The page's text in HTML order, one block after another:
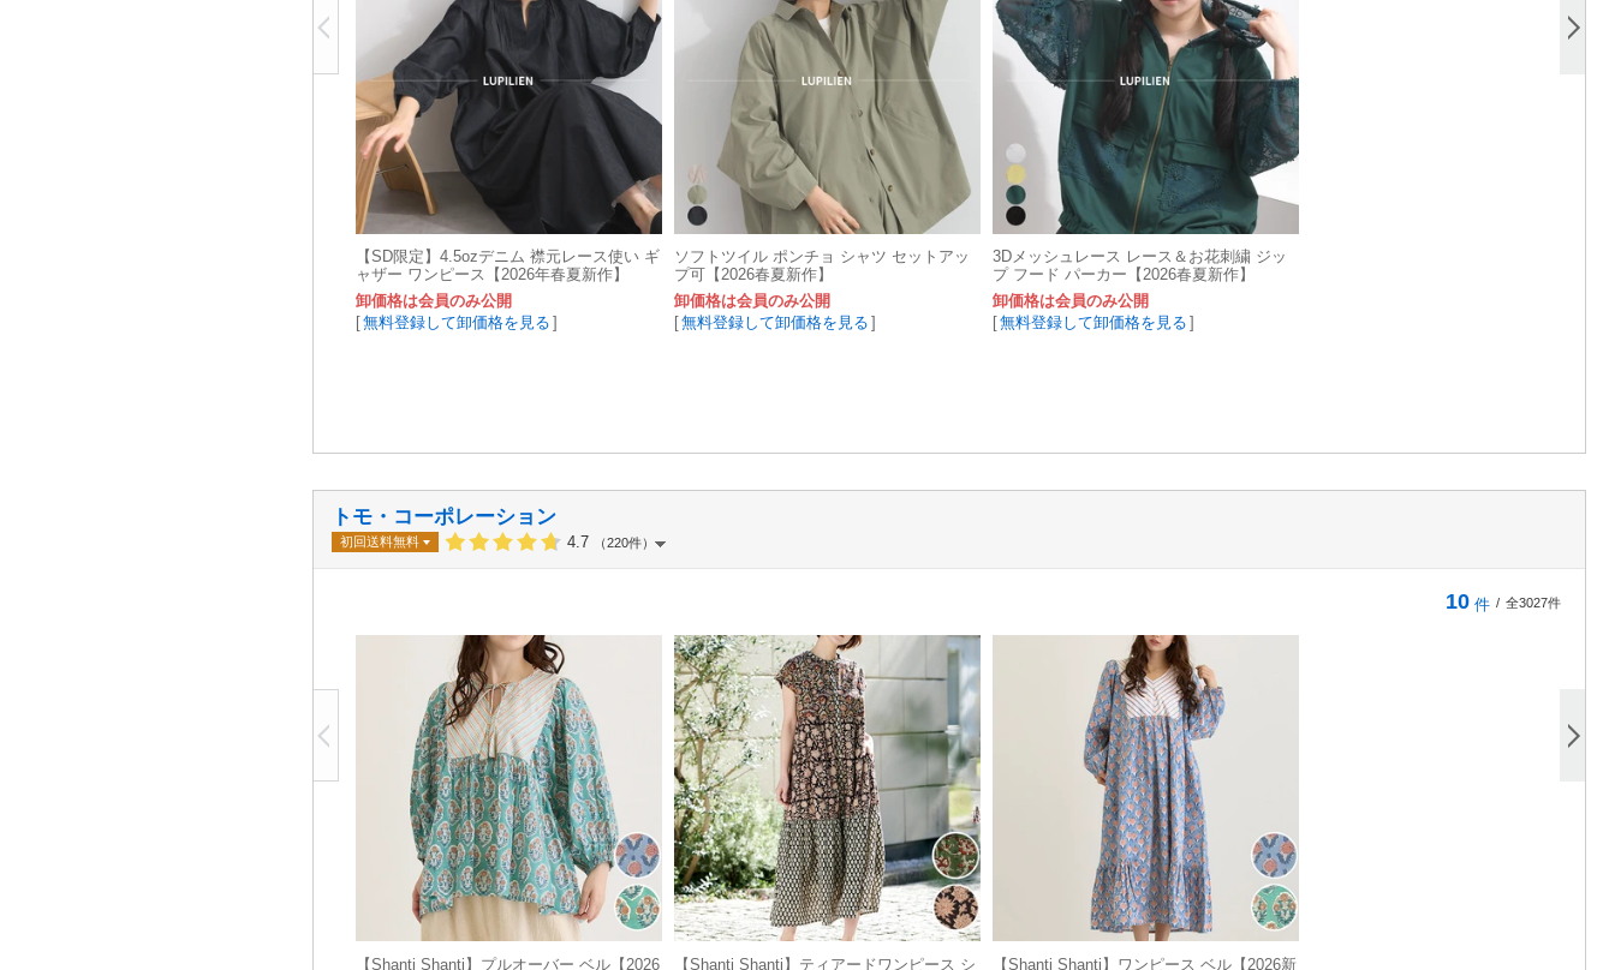
【SD限定】4.5ozデニム 襟元レース使い ギ
ャザー ワンピース【2026年春夏新作】
卸価格は会員のみ公開
[無料登録して卸価格を見る ]
ソフトツイル ポンチョ シャツ セットアッ
プ可【2026春夏新作】
卸価格は会員のみ公開
[無料登録して卸価格を見る ]
3Dメッシュレース レース＆お花刺繍 ジッ
プ フード パーカー【2026春夏新作】
卸価格は会員のみ公開
[無料登録して卸価格を見る ]
トモ・コーポレーション
初回送料無料 4.7 （220件）
10 件 / 全3027件
【Shanti Shanti】プルオーバー ベル【2026 【Shanti Shanti】ティアードワンピース シ 【Shanti Shanti】ワンピース ベル【2026新